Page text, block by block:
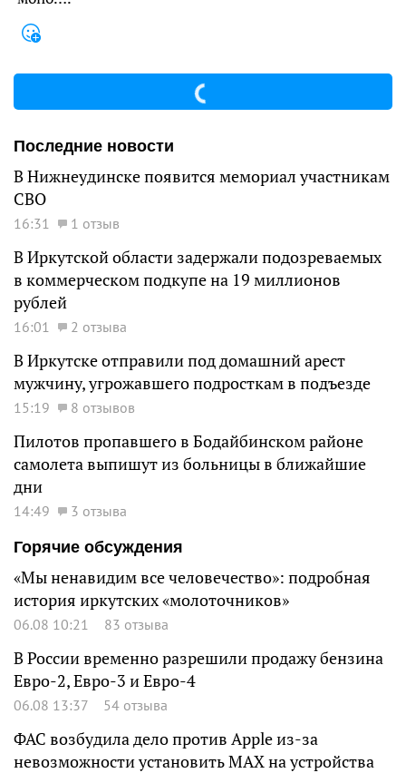
Последние новости
В Нижнеудинске появится мемориал участникам
СВО
16:31 1 отзыв
В Иркутской области задержали подозреваемых
в коммерческом подкупе на 19 миллионов
рублей
16:01 2 отзыва
В Иркутске отправили под домашний арест
мужчину, угрожавшего подросткам в подъезде
15:19 8 отзывов
Пилотов пропавшего в Бодайбинском районе
самолета выпишут из больницы в ближайшие
дни
14:49
3 отзыва
Горячие обсуждения
«Мы ненавидим все человечество»: подробная
история иркутских «молоточников»
06.08 10:21 83 отзыва
В России временно разрешили продажу бензина
Евро-2, Евро-3 и Евро-4
06.08 13:37 54 отзыва
ФАС возбудила дело против Apple из-за
невозможности установить MAX на устройства